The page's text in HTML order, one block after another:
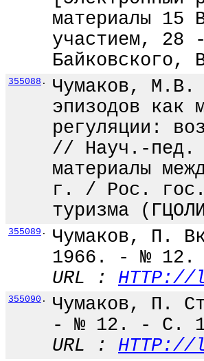
материалы 15
участием,
355088 .
Чумаков, М.В.
эпизодов как
регуляции:
// Науч.-пед.
материалы
г. / Рос. гос.
туризма
355089 .
Чумаков, П.
1966. - №
URL : HTTP://
355090 .
Чумаков, П.
- № 12. - С.
URL : HTTP://